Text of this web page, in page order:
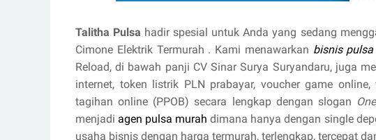
Talitha Pulsa hadir spesial untuk Anda yang sedang
Cimone Elektrik Termurah . Kami menawarkan bisnis
Reload, di bawah panji CV Sinar Surya Suryandaru, juga
internet, token listrik PLN prabayar, voucher game
tagihan online (PPOB) secara lengkap dengan slogan
menjadi agen pulsa murah dimana hanya dengan single
usaha bisnis dengan harga termurah, terlengkap, tercepat